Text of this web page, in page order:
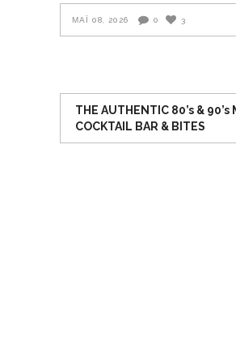
ΜΆΙ 08, 2026 0 3
THE AUTHENTIC 80’s & 90’s
COCKTAIL BAR & BITES